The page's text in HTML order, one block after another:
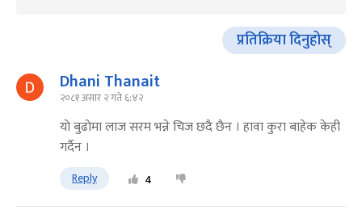
प्रतिक्रिया दिनुहोस्
Dhani Thanait
२०८१ असार २ गते ६:४२
याे बुढाेमा लाज सरम भन्ने चिज छदै छैन । हावा कुरा बाहेक केही
गर्दैन ।
Reply 4